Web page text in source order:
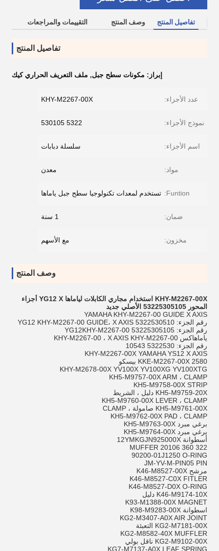
تفاصيل المنتج وصف المنتج التقييمات والمراجعات
تفاصيل المنتج
إبراز: مكونات سطح جبل, ملف التعريف الحراري كيك
عدد الأجزاء: KHY-M2267-00X
نموذج الأجزاء: 5322 530105
اسم الأجزاء: سلسلة دبابات
مواد: معدن
Funtion: تستخدم لمعدات تكنولوجيا سطح جبل ياماها
ضمان: 1 سنة
مخزون: مع الأسهم
وصف المنتج
KHY-M2267-00X استخدام مجاري الكابلات لياماها YG12 X أجزاء
المحور 53225305105 الأصلي جديد
YAMAHA KHY-M2267-00 GUIDE X AXIS
رقم الجزء: 5322530510 YG12 KHY-M2267-00 GUIDE، X AXIS
رقم الجزء: 53225305105 YG12KHY-M2267-00
ياماهاكس KHY-M2267-00 ، X AXIS KHY-M2267-00
رقم الجزء: 5322530 10543
KHY-M2267-00X YAMAHA YS12 X AXIS
KKE-M2267-00X 2580 بيسكو
KHY-M2678-00X YV100X YV100XG YV100XTG
KH5-M9757-00X ARM ، CLAMP
KH5-M9758-00X STRIP
KH5-M9759-20X دليل ، الشريط
KH5-M9760-00X LEVER ، CLAMP
KH5-M9761-00X صامولة ، CLAMP
KH5-M9762-00X PAD ، CLAMP
برغي مبرد KH5-M9763-00X
برغي مبرد KH5-M9764-00X
أسطوانة 12YMKGJN925000X
322 360 20106 MUFFER
90200-01J1250 O-RING
JM-YV-M-PIN05 PIN
مرشح K46-M8527-00X
K46-M8527-C0X FITLER
K46-M8527-D0X O-RING
K46-M9174-10X دليل
K93-M1388-00X MAGNET
اسطوانة K98-M9283-00X
KG2-M3407-A0X AIR JOINT
KG2-M7181-00X التعبئة
KG2-M8582-40X MUFFLER
KG2-M9102-00X ناقل بولي
KG7-M7137-A0X LEAF SPRING